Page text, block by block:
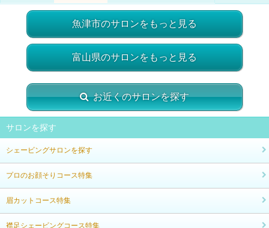
魚津市のサロンをもっと見る
富山県のサロンをもっと見る
お近くのサロンを探す
サロンを探す
シェービングサロンを探す
プロのお顔そりコース特集
眉カットコース特集
襟足シェービングコース特集